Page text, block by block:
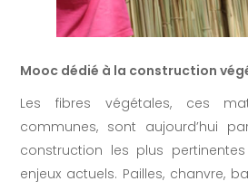
Mooc dédié à la construction
Les fibres végétales, ces
communes, sont aujourd’hui
construction les plus
enjeux actuels. Pailles, chanvre,